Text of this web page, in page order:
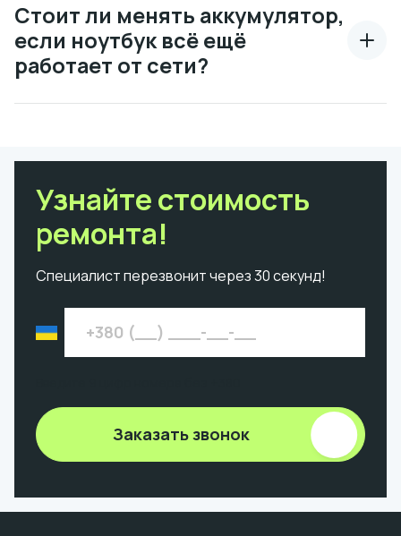
Стоит ли менять аккумулятор,
если ноутбук всё ещё
работает от сети?
Узнайте стоимость
ремонта!
Специалист перезвонит через 30 секунд!
Заказать звонок